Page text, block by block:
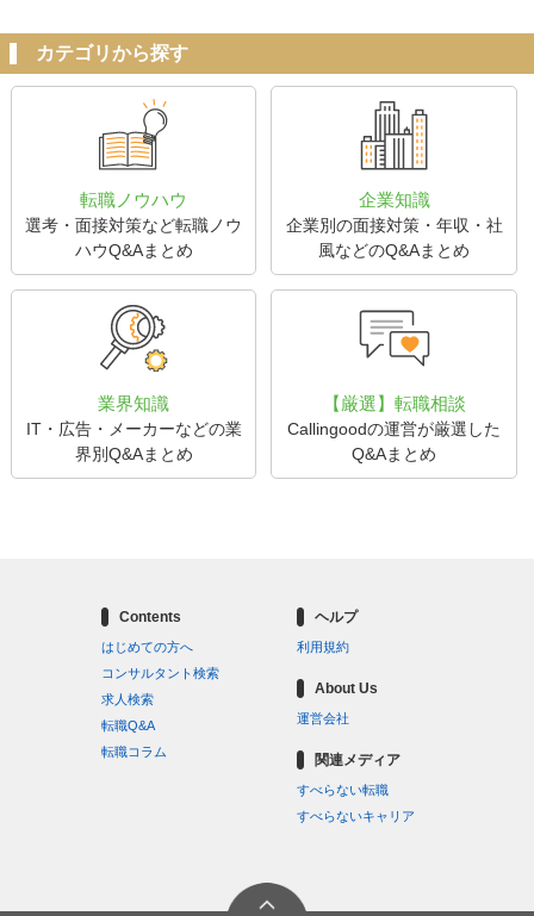
カテゴリから探す
転職ノウハウ
選考・面接対策など転職ノウ
ハウQ&Aまとめ
企業知識
企業別の面接対策・年収・社
風などのQ&Aまとめ
業界知識
IT・広告・メーカーなどの業
界別Q&Aまとめ
【厳選】転職相談
Callingoodの運営が厳選した
Q&Aまとめ
Contents
はじめての方へ
コンサルタント検索
求人検索
転職Q&A
転職コラム
ヘルプ
利用規約
About Us
運営会社
関連メディア
すべらない転職
すべらないキャリア